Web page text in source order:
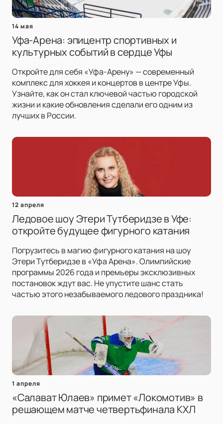
14 мая
Уфа-Арена: эпицентр спортивных и
культурных событий в сердце Уфы
Откройте для себя «Уфа-Арену» — современный
комплекс для хоккея и концертов в центре Уфы.
Узнайте, как он стал ключевой частью городской
жизни и какие обновления сделали его одним из
лучших в России.
12 апреля
Ледовое шоу Этери Тутберидзе в Уфе:
откройте будущее фигурного катания
Погрузитесь в магию фигурного катания на шоу
Этери Тутберидзе в «Уфа Арена». Олимпийские
программы 2026 года и премьеры эксклюзивных
постановок ждут вас. Не упустите шанс стать
частью этого незабываемого ледового праздника!
1 апреля
«Салават Юлаев» примет «Локомотив» в
решающем матче четвертьфинала КХЛ